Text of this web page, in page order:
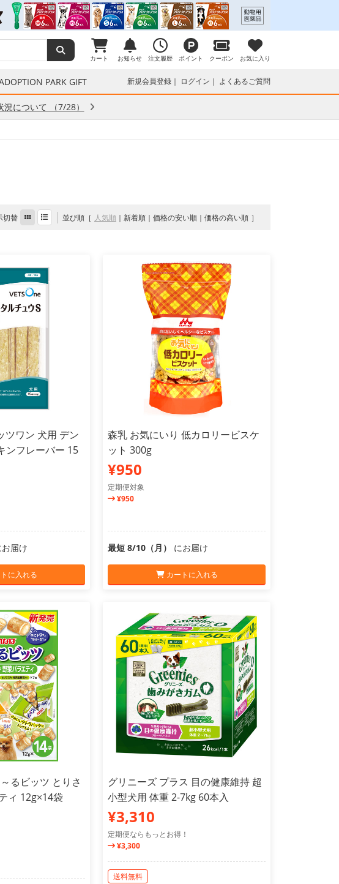
カート お知らせ 注文履歴 ポイント クーポン お気に入り
PARK GIFT 新規会員登録 ログイン よくあるご質問
について （7/28）
切替 並び順 人気順 新着順 価格の安い順 価格の高い順
ツワン 犬用 デン
ンフレーバー 15
お届け
に入れる
森乳 お気にいり 低カロリービスケ
ット 300g
¥950
定期便対象
¥950
最短 8/10（月） にお届け
カートに入れる
るビッツ とりさ
ィ 12g×14袋
グリニーズ プラス 目の健康維持 超
小型犬用 体重 2-7kg 60本入
¥3,310
定期便ならもっとお得！
¥3,300
送料無料